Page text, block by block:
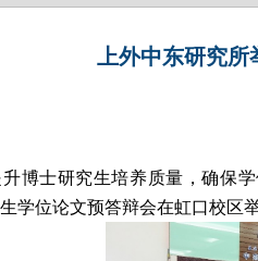
上外中东研究所
博士研究生培养质量，确保
学位论文预答辩会在虹口校区